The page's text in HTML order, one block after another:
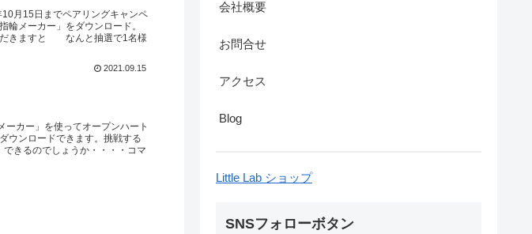
月15日までペアリングキャンペ
輪メーカー」をダウンロード。
だきますと なんと抽選で1名様
2021.09.15
カー」を使ってオープンハート
ウンロードできます。挑戦する
きるのでしょうか・・・・コマ
会社概要
お問合せ
アクセス
Blog
Little Lab ショップ
SNSフォローボタン